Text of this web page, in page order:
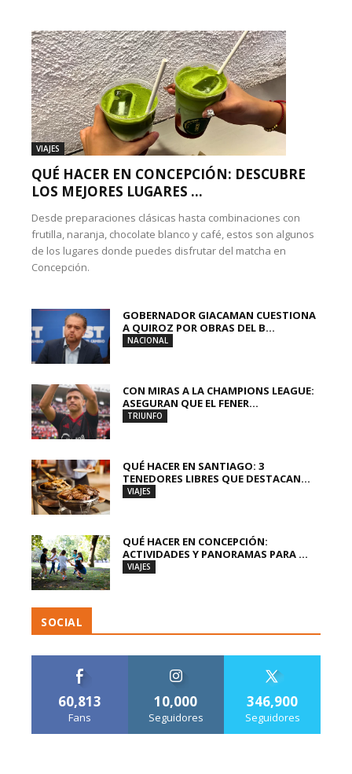
VIAJES
QUÉ HACER EN CONCEPCIÓN: DESCUBRE
LOS MEJORES LUGARES ...
Desde preparaciones clásicas hasta combinaciones con
frutilla, naranja, chocolate blanco y café, estos son algunos
de los lugares donde puedes disfrutar del matcha en
Concepción.
GOBERNADOR GIACAMAN CUESTIONA
A QUIROZ POR OBRAS DEL B...
NACIONAL
CON MIRAS A LA CHAMPIONS LEAGUE:
ASEGURAN QUE EL FENER...
TRIUNFO
QUÉ HACER EN SANTIAGO: 3
TENEDORES LIBRES QUE DESTACAN...
VIAJES
QUÉ HACER EN CONCEPCIÓN:
ACTIVIDADES Y PANORAMAS PARA ...
VIAJES
SOCIAL
60,813
Fans
10,000
Seguidores
346,900
Seguidores